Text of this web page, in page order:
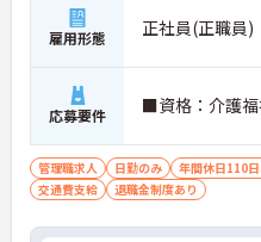
雇用形態 正社員(正職員)
応募要件 ■資格：介護
管理職求人 日勤のみ 年間休日110
交通費支給
退職金制度あり